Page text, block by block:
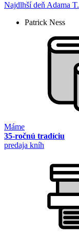
Najdlhší deň Adama T.
Patrick Ness
Máme
35-ročnú tradíciu
predaja kníh